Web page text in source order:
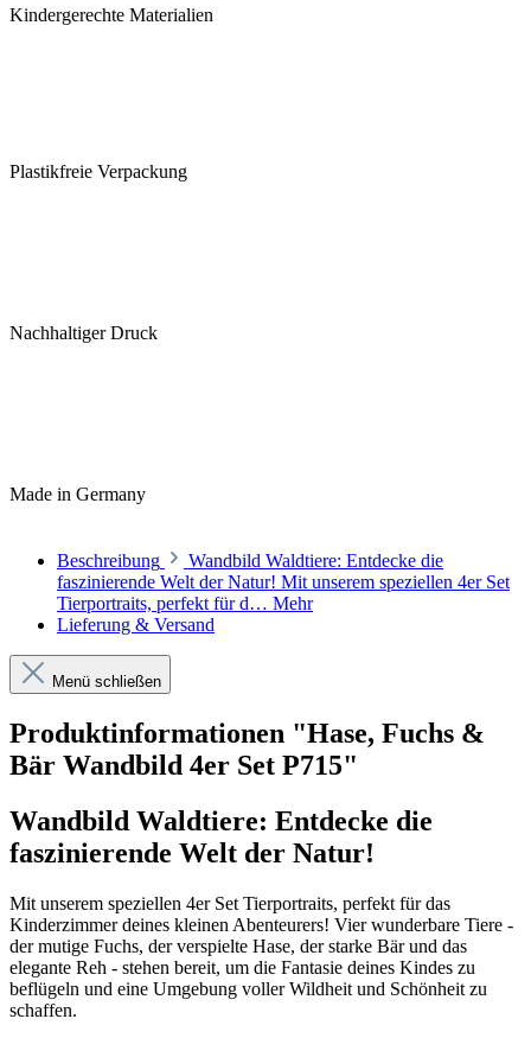
Kindergerechte Materialien
Plastikfreie Verpackung
Nachhaltiger Druck
Made in Germany
Beschreibung
Wandbild Waldtiere: Entdecke die
faszinierende Welt der Natur! Mit unserem speziellen 4er Set
Tierportraits, perfekt für d… Mehr
Lieferung & Versand
Menü schließen
Produktinformationen "Hase, Fuchs &
Bär Wandbild 4er Set P715"
Wandbild Waldtiere: Entdecke die
faszinierende Welt der Natur!
Mit unserem speziellen 4er Set Tierportraits, perfekt für das
Kinderzimmer deines kleinen Abenteurers! Vier wunderbare Tiere -
der mutige Fuchs, der verspielte Hase, der starke Bär und das
elegante Reh - stehen bereit, um die Fantasie deines Kindes zu
beflügeln und eine Umgebung voller Wildheit und Schönheit zu
schaffen.